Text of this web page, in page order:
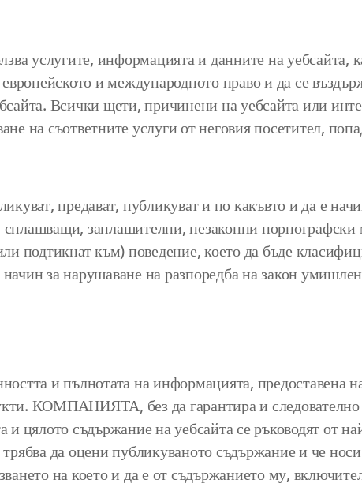
услугите, информацията и данните на уебсайта,
и международното право и да се
Всички щети, причинени на уебсайта или
на съответните услуги от неговия посетител,
предават, публикуват и по какъвто и да е
заплашителни, незаконни порнографски
подтикнат към) поведение, което да бъде
за нарушаване на разпоредба на закон
и пълнотата на информацията, предоставена
КОМПАНИЯТА, без да гарантира и следователно
цялото съдържание на уебсайта се ръководят от
да оцени публикуваното съдържание и че
на което и да е от съдържанието му,